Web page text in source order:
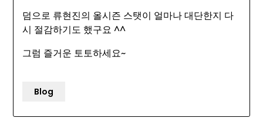
덤으로 류현진의 올시즌 스탯이 얼마나 대단한지 다
시 절감하기도 했구요 ^^
그럼 즐거운 토토하세요~
Blog